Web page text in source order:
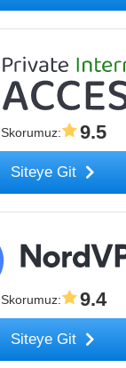
Skorumuz: 9.5
Siteye Git
Skorumuz: 9.4
Siteye Git